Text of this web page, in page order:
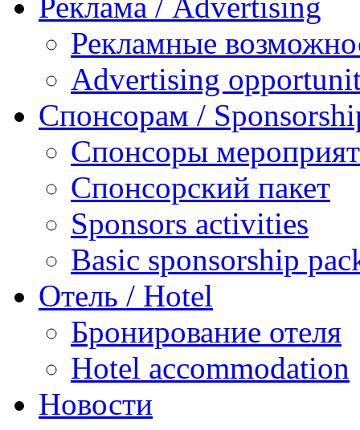
Рекламные
Advertising
Спонсорам /
Спонсоры
Спонсорский пакет
Sponsors activities
Basic sponsorship
Отель / Hotel
Бронирование отеля
Hotel accommodation
Новости